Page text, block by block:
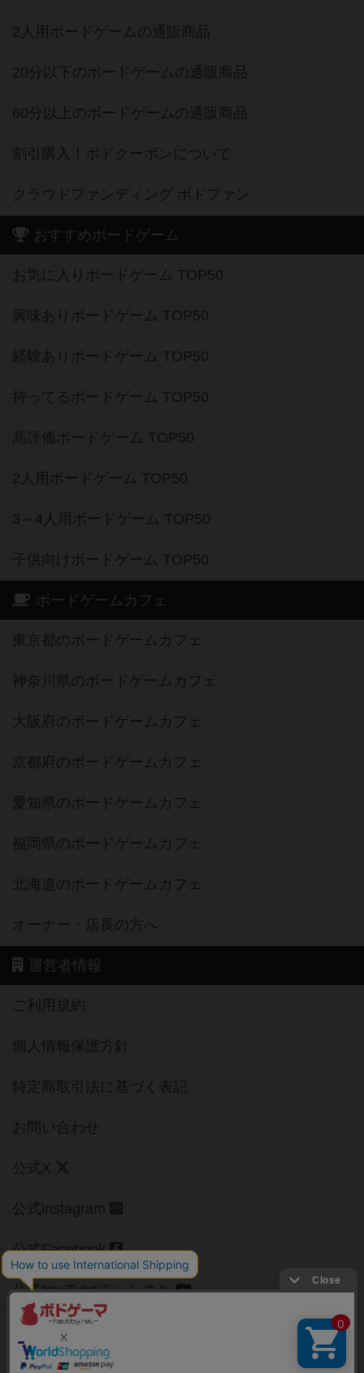
2人用ボードゲームの通販商品
20分以下のボードゲームの通販商品
60分以上のボードゲームの通販商品
割引購入！ボドクーポンについて
クラウドファンディング ボドファン
おすすめボードゲーム
お気に入りボードゲーム TOP50
興味ありボードゲーム TOP50
経験ありボードゲーム TOP50
持ってるボードゲーム TOP50
高評価ボードゲーム TOP50
2人用ボードゲーム TOP50
3～4人用ボードゲーム TOP50
子供向けボードゲーム TOP50
ボードゲームカフェ
東京都のボードゲームカフェ
神奈川県のボードゲームカフェ
大阪府のボードゲームカフェ
京都府のボードゲームカフェ
愛知県のボードゲームカフェ
福岡県のボードゲームカフェ
北海道のボードゲームカフェ
オーナー・店長の方へ
運営者情報
ご利用規約
個人情報保護方針
特定商取引法に基づく表記
お問い合わせ
公式X
公式instagram
公式Facebook
公式YouTubeチャンネル